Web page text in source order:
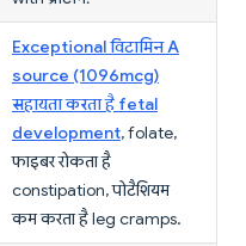
Exceptional विटामिन A
source (1096mcg)
सहायता करता है fetal
development, folate,
फाइबर रोकता है
constipation, पोटैशियम
कम करता है leg cramps.